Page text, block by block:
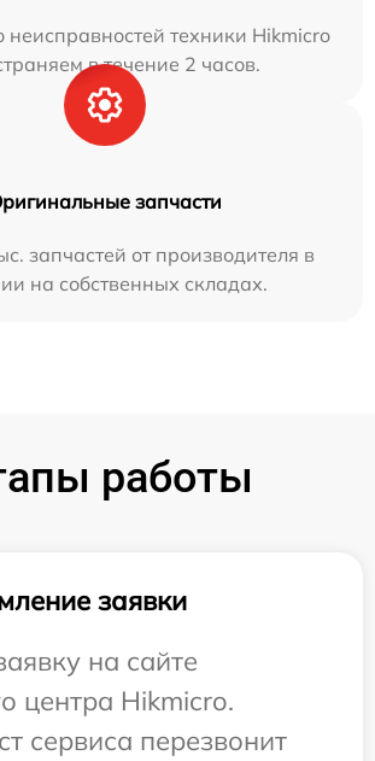
неисправностей техники Hikmicro
в течение 2 часов.
запчасти
запчастей от производителя в
на собственных складах.
работы
заявки
на сайте
центра Hikmicro.
сервиса перезвонит